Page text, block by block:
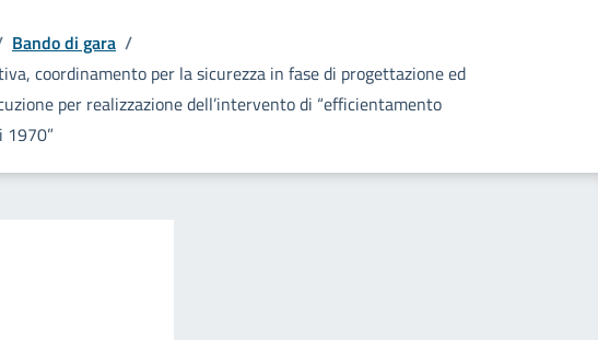
Bando di gara /
coordinamento per la sicurezza in fase di progettazione ed
per realizzazione dell’intervento di “efficientamento
1970”